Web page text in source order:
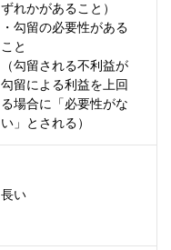
ずれかがあること）
・勾留の必要性がある
こと
（勾留される不利益が
勾留による利益を上回
る場合に「必要性がな
い」とされる）
長い